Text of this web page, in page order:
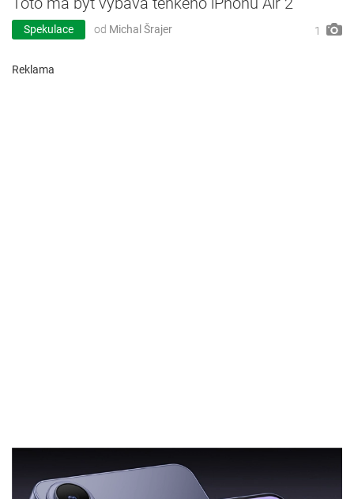
Spekulace od Michal Šrajer 1
Reklama